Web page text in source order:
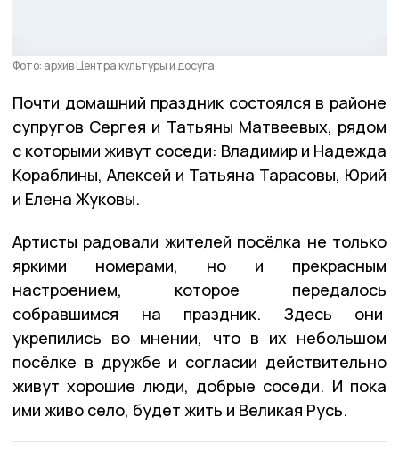
Фото: архив Центра культуры и досуга
Почти домашний праздник состоялся в районе
супругов Сергея и Татьяны Матвеевых, рядом
с которыми живут соседи: Владимир и Надежда
Кораблины, Алексей и Татьяна Тарасовы, Юрий
и Елена Жуковы.
Артисты радовали жителей посёлка не только
яркими номерами, но и прекрасным
настроением, которое передалось
собравшимся на праздник. Здесь они
укрепились во мнении, что в их небольшом
посёлке в дружбе и согласии действительно
живут хорошие люди, добрые соседи. И пока
ими живо село, будет жить и Великая Русь.